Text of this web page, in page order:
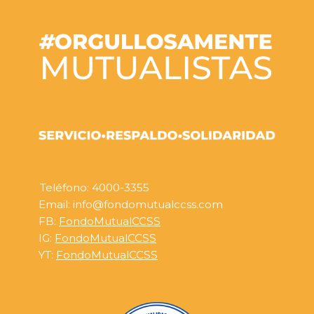
Teléfono: 4000-3355
Email: info@fondomutualccss.com
FB: FondoMutualCCSS
IG: FondoMutualCCSS
YT: FondoMutualCCSS